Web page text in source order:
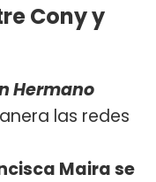
Cony y
Hermano
las redes
Maira se